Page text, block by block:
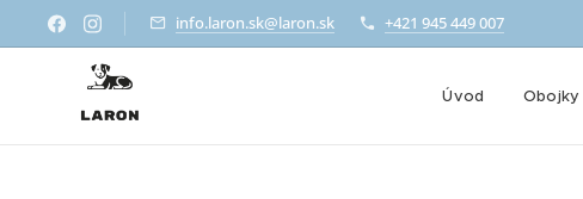
info.laron.sk@laron.sk +421 945 449 007
Úvod Obojky